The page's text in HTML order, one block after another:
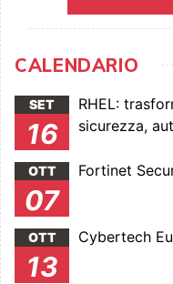
CALENDARIO
SET
16
RHEL:
sicurezza,
OTT
07
Fortinet
OTT
13
Cybertech